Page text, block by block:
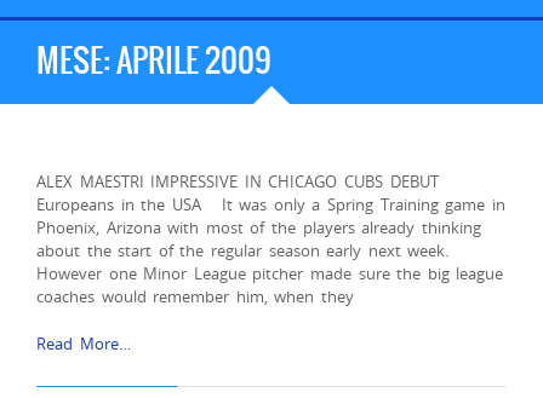
MESE:APRILE 2009
ALEX MAESTRI IMPRESSIVE IN CHICAGO CUBS DEBUT
Europeans in the USA It was only a Spring Training game in
Phoenix, Arizona with most of the players already thinking
about the start of the regular season early next week.
However one Minor League pitcher made sure the big league
coaches would remember him, when they
Read More…